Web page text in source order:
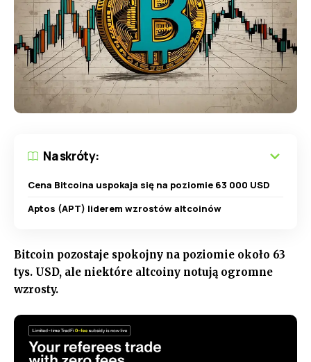
Na skróty:
Cena Bitcoina uspokaja się na poziomie 63 000 USD
Aptos (APT) liderem wzrostów altcoinów
Bitcoin pozostaje spokojny na poziomie około 63
tys. USD, ale niektóre altcoiny notują ogromne
wzrosty.